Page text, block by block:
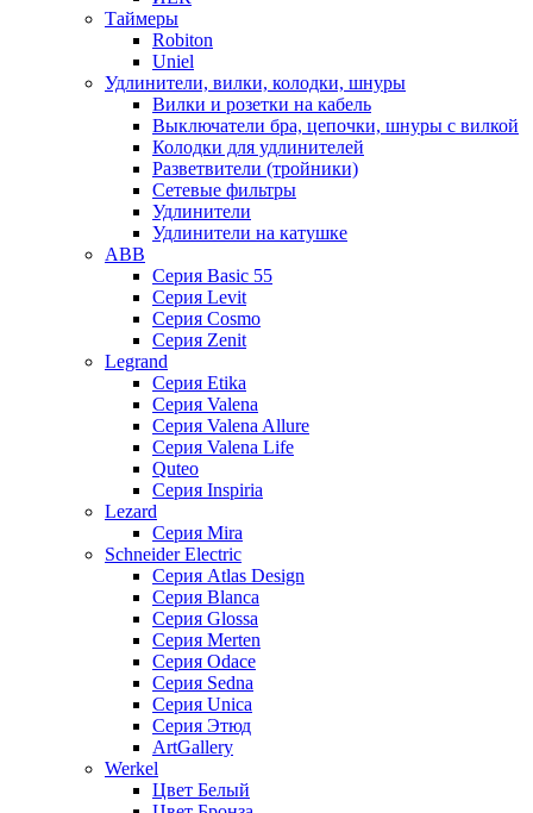
Таймеры
Robiton
Uniel
Удлинители, вилки, колодки, шнуры
Вилки и розетки на кабель
Выключатели бра, цепочки, шнуры с вилкой
Колодки для удлинителей
Разветвители (тройники)
Сетевые фильтры
Удлинители
Удлинители на катушке
ABB
Серия Basic 55
Серия Levit
Серия Cosmo
Серия Zenit
Legrand
Серия Etika
Серия Valena
Серия Valena Allure
Серия Valena Life
Quteo
Серия Inspiria
Lezard
Серия Mira
Schneider Electric
Серия Atlas Design
Серия Blanca
Серия Glossa
Серия Merten
Серия Odace
Серия Sedna
Серия Unica
Серия Этюд
ArtGallery
Werkel
Цвет Белый